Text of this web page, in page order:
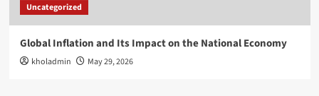
Uncategorized
Global Inflation and Its Impact on the National Economy
kholadmin May 29, 2026